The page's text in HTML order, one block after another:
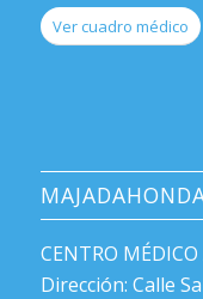
Ver cuadro médico
CENTRO MÉDICO
Dirección: Calle